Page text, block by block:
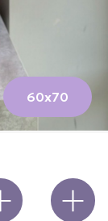
60х70